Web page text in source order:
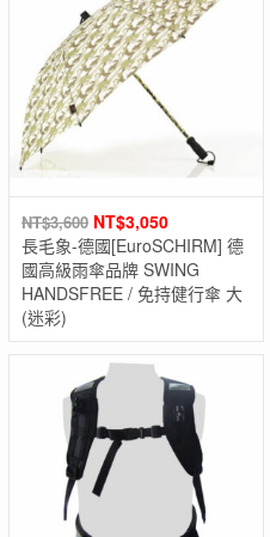
NT$3,600 NT$3,050
長毛象-德國[EuroSCHIRM] 德
國高級雨傘品牌 SWING
HANDSFREE / 免持健行傘 大
(迷彩)